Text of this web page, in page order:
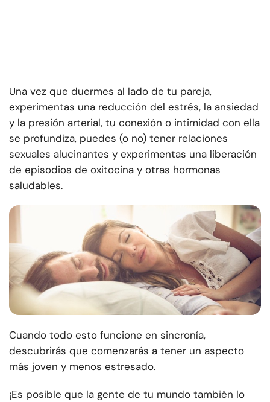
Una vez que duermes al lado de tu pareja,
experimentas una reducción del estrés, la ansiedad
y la presión arterial, tu conexión o intimidad con ella
se profundiza, puedes (o no) tener relaciones
sexuales alucinantes y experimentas una liberación
de episodios de oxitocina y otras hormonas
saludables.
Cuando todo esto funcione en sincronía,
descubrirás que comenzarás a tener un aspecto
más joven y menos estresado.
¡Es posible que la gente de tu mundo también lo